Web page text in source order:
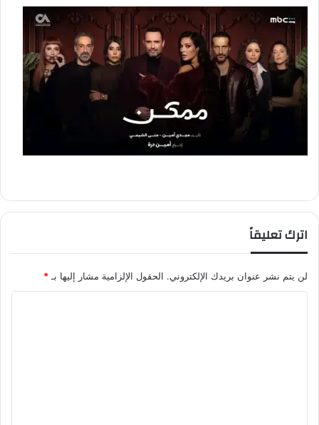
اترك تعليقاً
لن يتم نشر عنوان بريدك الإلكتروني. الحقول الإلزامية مشار إليها بـ *